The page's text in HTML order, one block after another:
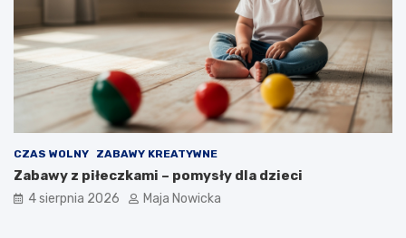
CZAS WOLNY ZABAWY KREATYWNE
Zabawy z piłeczkami – pomysły dla dzieci
4 sierpnia 2026 Maja Nowicka